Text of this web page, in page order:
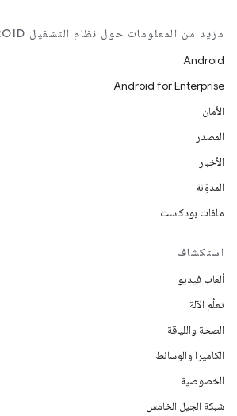
مزيد من المعلومات حول نظام التشغيل ANDROID
Android
Android for Enterprise
الأمان
المصدر
الأخبار
المدوّنة
ملفات بودكاست
استكشاف
ألعاب فيديو
تعلُم الآلة
الصحة واللياقة
الكاميرا والوسائط
الخصوصية
شبكة الجيل الخامس